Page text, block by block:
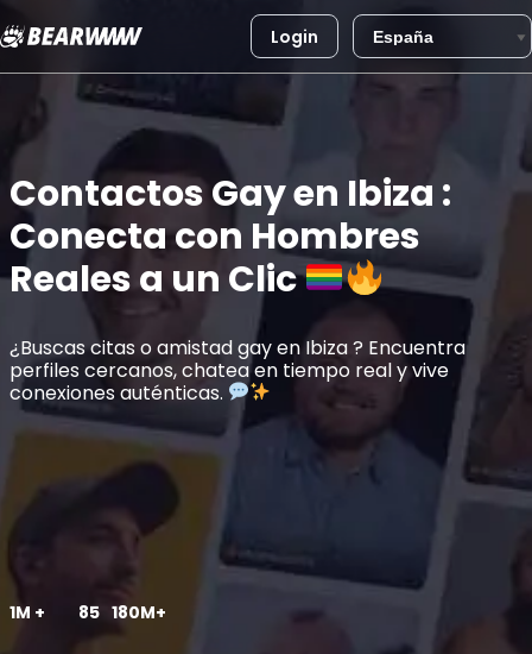
Saltar
Login
Contactos Gay en Ibiza :
Conecta con Hombres
Reales a un Clic
¿Buscas citas o amistad gay en Ibiza ? Encuentra
perfiles cercanos, chatea en tiempo real y vive
conexiones auténticas.
1M + 85 180M+